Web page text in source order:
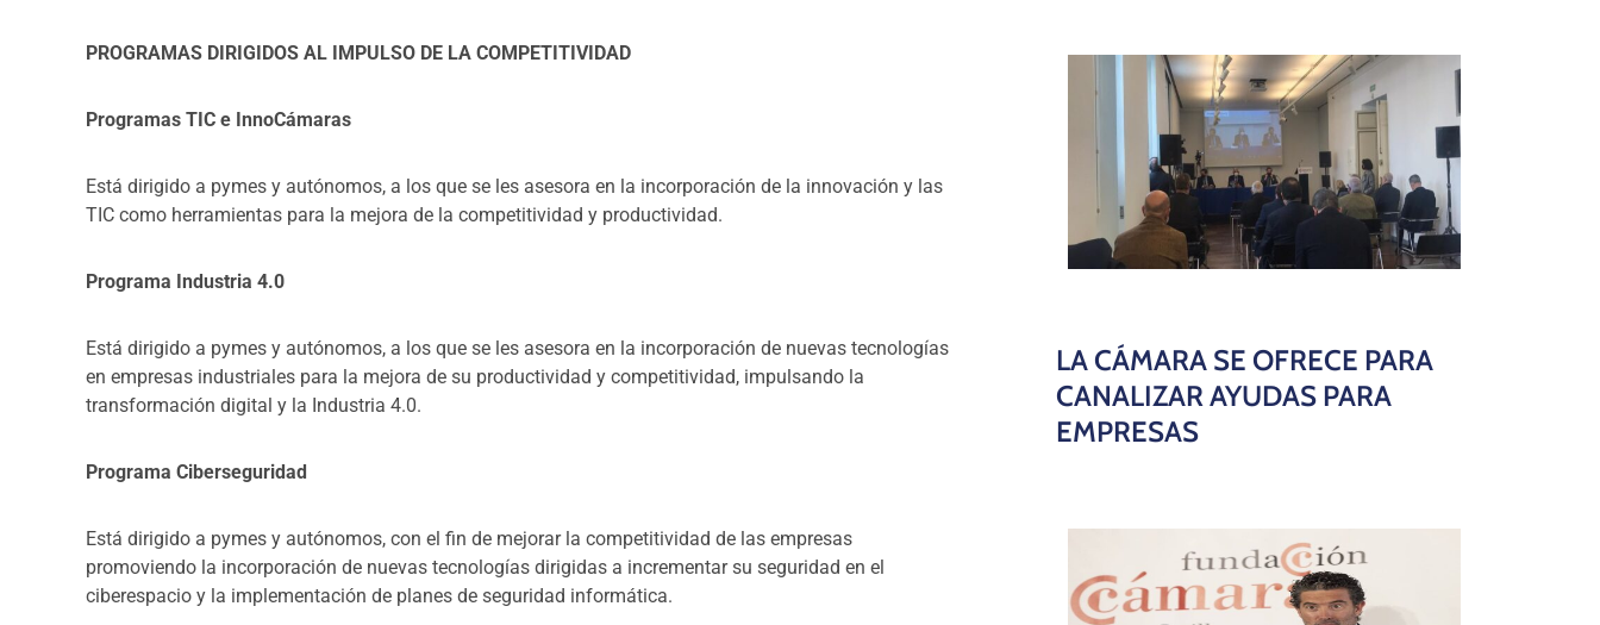
PROGRAMAS DIRIGIDOS AL IMPULSO DE LA COMPETITIVIDAD
Programas TIC e InnoCámaras
Está dirigido a pymes y autónomos, a los que se les asesora en la incorporación de la innovación y las
TIC como herramientas para la mejora de la competitividad y productividad.
Programa Industria 4.0
Está dirigido a pymes y autónomos, a los que se les asesora en la incorporación de nuevas tecnologías
en empresas industriales para la mejora de su productividad y competitividad, impulsando la
transformación digital y la Industria 4.0.
Programa Ciberseguridad
Está dirigido a pymes y autónomos, con el fin de mejorar la competitividad de las empresas
promoviendo la incorporación de nuevas tecnologías dirigidas a incrementar su seguridad en el
ciberespacio y la implementación de planes de seguridad informática.
LA CÁMARA SE OFRECE PARA
CANALIZAR AYUDAS PARA
EMPRESAS